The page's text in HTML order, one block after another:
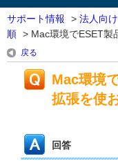
サポート情報 > 法人向
順 > Mac環境でESET製
戻る
Mac環境
拡張を使
回答